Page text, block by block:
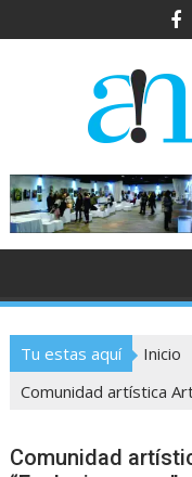
al
Tu estas aquí Inicio
Comunidad artística
Comunidad